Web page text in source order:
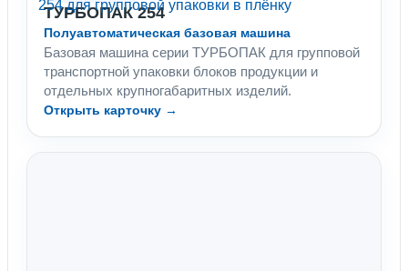
ТУРБОПАК 254
Полуавтоматическая базовая машина
Базовая машина серии ТУРБОПАК для групповой
транспортной упаковки блоков продукции и
отдельных крупногабаритных изделий.
Открыть карточку →